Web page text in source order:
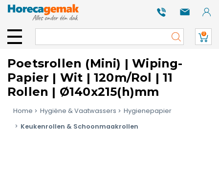
0
Poetsrollen (Mini) | Wiping-
Papier | Wit | 120m/Rol | 11
Rollen | Ø140x215(h)mm
Home Hygiëne & Vaatwassers
Hygienepapier
Keukenrollen & Schoonmaakrollen